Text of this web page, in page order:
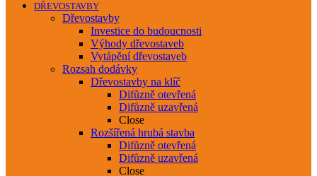
DŘEVOSTAVBY
Dřevostavby
Investice do budoucnosti
Výhody dřevostaveb
Vytápění dřevostaveb
Rozsah dodávky
Dřevostavby na klíč
Difůzně otevřená
Difůzně uzavřená
Close
Rozšířená hrubá stavba
Difůzně otevřená
Difůzně uzavřená
Close